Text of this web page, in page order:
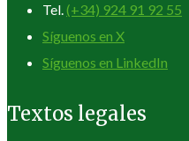
Tel. (+34) 924 91 92 55
Síguenos en X
Síguenos en LinkedIn
Textos legales